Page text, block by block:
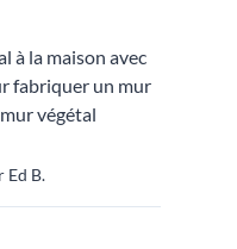
à la maison avec
fabriquer un mur
végétal
Ed B.